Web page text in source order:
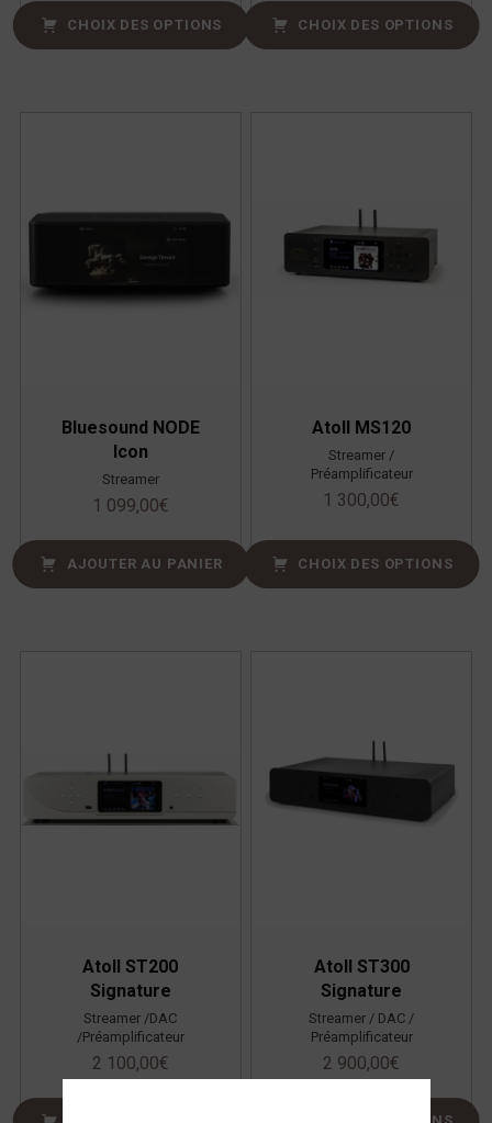
CHOIX DES OPTIONS CHOIX DES OPTIONS
Bluesound NODE
Icon
Streamer
1 099,00€
AJOUTER AU PANIER
Atoll MS120
Streamer /
Préamplificateur
1 300,00€
CHOIX DES OPTIONS
Atoll ST200
Signature
Streamer /DAC
/Préamplificateur
2 100,00€
Atoll ST300
Signature
Streamer / DAC /
Préamplificateur
2 900,00€